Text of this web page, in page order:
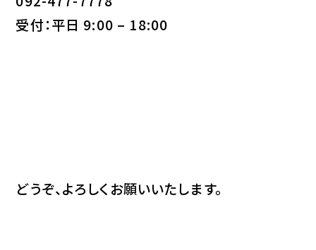
受付：平日 9:00 – 18:00
どうぞ、よろしくお願いいたします。